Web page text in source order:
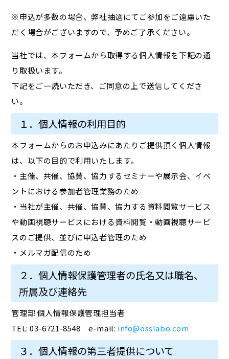
※申込が多数の場合、弊社抽選にてご参加をご遠慮いた
だく場合がございますので、予めご了承ください。
当社では、本フォームから取得する個人情報を下記の通
り取扱います。
下記をご一読いただき、ご同意の上で送信してくださ
い。
１．個人情報の利用目的
本フォームからのお申込みにあたりご提供頂く個人情報
は、以下の目的で利用いたします。
・主催、共催、協賛、協力するセミナーや展示会、イベ
ントにおける参加者管理業務のため
・当社が主催、共催、協賛、協力する資料閲覧サービス
や動画視聴サービスにおける資料閲覧・動画視聴サービ
スのご提供、並びに申込者管理のため
・メルマガ配信のため
２．個人情報保護管理者の氏名又は職名、
所属及び連絡先
管理部 個人情報保護管理担当者
TEL: 03-6721-8548 e-mail: info@osslabo.com
３．個人情報の第三者提供について